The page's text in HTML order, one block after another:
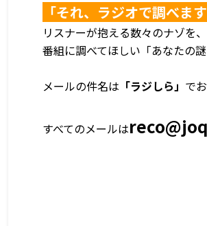
「それ、ラジオで調べます
リスナーが抱える数々のナゾを
番組に調べてほしい「あなたの
メールの件名は 「ラジしら」 で
すべてのメールは